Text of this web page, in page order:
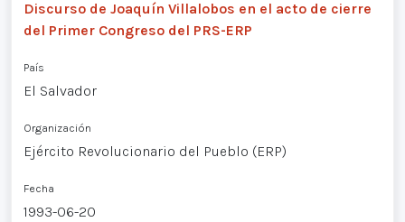
Discurso de Joaquín Villalobos en el acto de cierre
del Primer Congreso del PRS-ERP
País
El Salvador
Organización
Ejército Revolucionario del Pueblo (ERP)
Fecha
1993-06-20